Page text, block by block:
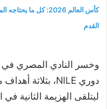
كأس العالم 2026: كل
القدم
وخسر النادي المصري في
دوري NILE، بثلاثة
ليتلقى الهزيمة الثانية